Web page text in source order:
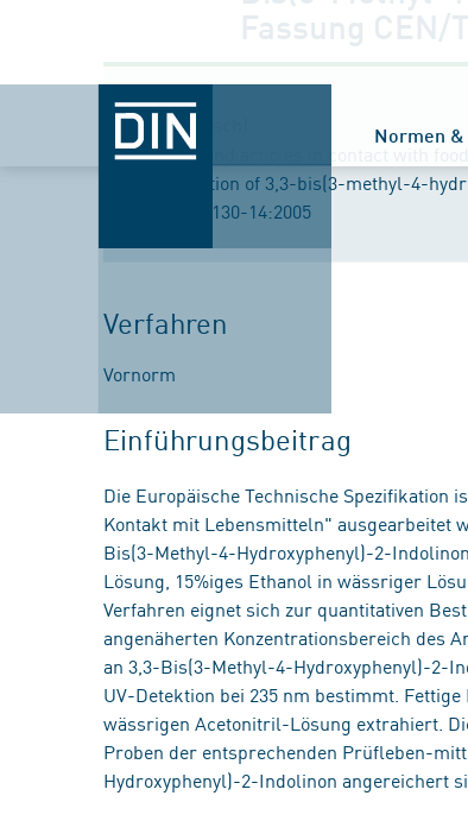
Normen &
Fassung CEN/
Titel (englisch)
Materials and articles in contact with
Determination of 3,3-bis(3-methyl-4-
CEN/TS 13130-14:2005
Verfahren
Vornorm
Einführungsbeitrag
Die Europäische Technische Spezifikation
Kontakt mit Lebensmitteln" ausgearbeitet
Bis(3-Methyl-4-Hydroxyphenyl)-2-
Lösung, 15%iges Ethanol in wässriger
Verfahren eignet sich zur quantitativen
angenäherten Konzentrationsbereich des
an 3,3-Bis(3-Methyl-4-Hydroxyphenyl)-2-
UV-Detektion bei 235 nm bestimmt.
wässrigen Acetonitril-Lösung extrahiert.
Proben der entsprechenden Prüfleben-
Hydroxyphenyl)-2-Indolinon angereichert